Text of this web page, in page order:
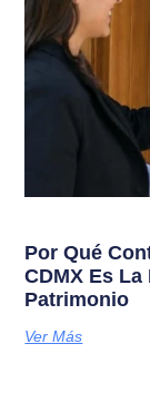
Por Qué
CDMX Es
Patrimonio
Ver Más